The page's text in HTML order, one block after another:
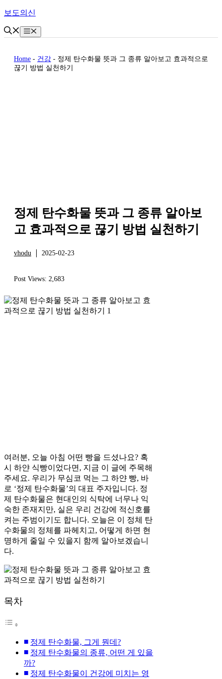
Skip
content
보도의신
Menu
Home - 건강 - 정제 탄수화물 뜻과 그 종류 알아보고 효과적으로
끊기 방법 실천하기
정제 탄수화물 뜻과 그 종류 알아보
고 효과적으로 끊기 방법 실천하기
vhodu 2025-02-23
Post Views: 2,683
여러분, 오늘 아침 어떤 빵을 드셨나요? 혹
시 하얀 식빵이었다면, 지금 이 글에 주목해
주세요. 우리가 무심코 먹는 그 하얀 빵, 바
로 ‘정제 탄수화물’의 대표 주자입니다. 정
제 탄수화물은 현대인의 식탁에 너무나 익
숙한 존재지만, 실은 우리 건강에 적신호를
켜는 주범이기도 합니다. 오늘은 이 정체 탄
수화물의 정체를 파헤치고, 어떻게 하면 현
명하게 줄일 수 있을지 함께 알아보겠습니
다.
목차
정제 탄수화물, 그게 뭔데?
정제 탄수화물의 종류, 어떤 게 있을
까?
정제 탄수화물이 건강에 미치는 영